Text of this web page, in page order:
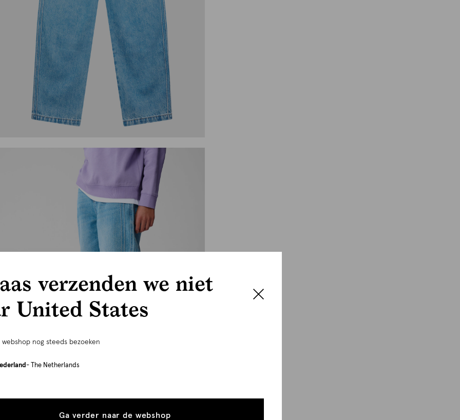
verzenden we niet
United States
nog steeds bezoeken
- The Netherlands
Ga verder naar de webshop